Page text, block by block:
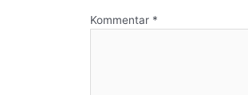
Kommentar *